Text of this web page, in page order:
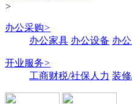
>
办公采购>
办公家具 办公设备 办
开业服务>
工商财税/社保人力 装